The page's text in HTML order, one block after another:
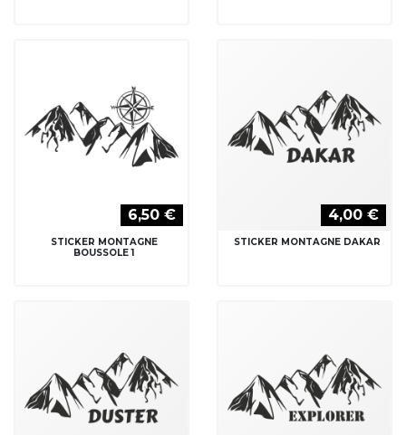
6,50 €
STICKER MONTAGNE
BOUSSOLE 1
4,00 €
STICKER MONTAGNE DAKAR